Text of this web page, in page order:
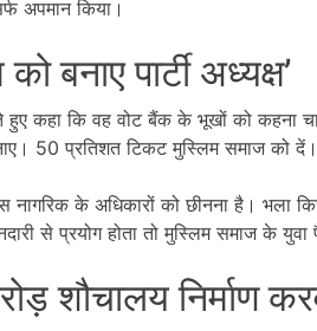
अपमान किया।
बनाए पार्टी अध्यक्ष’
हुए कहा कि वह वोट बैंक के भूखों को कहना
50 प्रतिशत टिकट मुस्लिम समाज को दें।
के अधिकारों को छीनना है। भला
से प्रयोग होता तो मुस्लिम समाज के युवा
शौचालय निर्माण